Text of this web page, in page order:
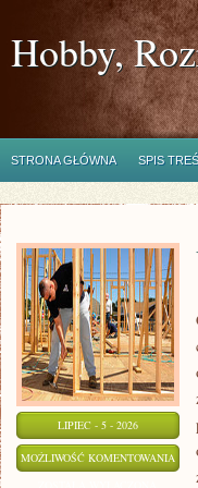
Hobby,
STRONA GŁÓWNA SPIS
LIPIEC - 5 - 2026
MOŻLIWOŚĆ KOMENTOWANIA